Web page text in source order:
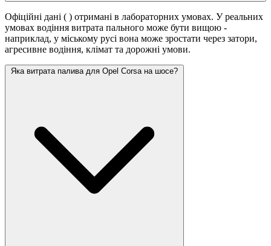
Офіційні дані ( ) отримані в лабораторних умовах. У реальних
умовах водіння витрата пального може бути вищою -
наприклад, у міському русі вона може зростати через затори,
агресивне водіння, клімат та дорожні умови.
Яка витрата палива для Opel Corsa на шосе?